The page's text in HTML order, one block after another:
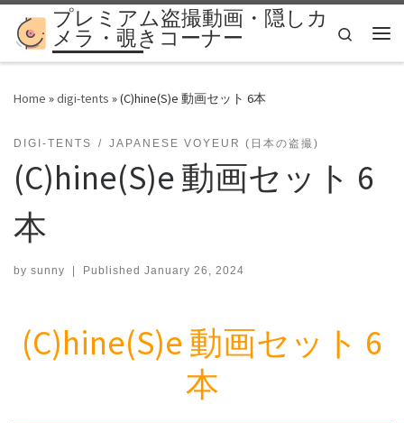
Skip to content
プレミアム盗撮動画・隠しカ
メラ・覗きコーナー
Search
Home »digi-tents »(C)hine(S)e 動画セット 6本
DIGI-TENTS JAPANESE VOYEUR (日本の盗撮)
(C)hine(S)e 動画セット 6
本
by sunny Published January 26, 2024
(C)hine(S)e 動画セット 6
本